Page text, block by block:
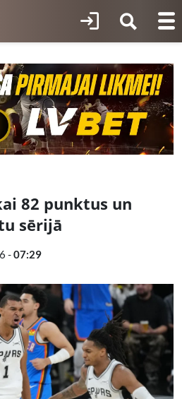
82 punktus un
sērijā
-07:29